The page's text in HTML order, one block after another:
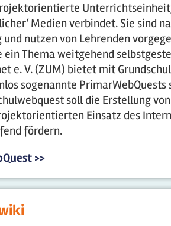
Medien verbindet. Sie sind
nutzen von Lehrenden
Thema weitgehend
V. (ZUM) bietet mit
sogenannte PrimarWebQuests
soll die Erstellung
Einsatz des
fördern.
>>